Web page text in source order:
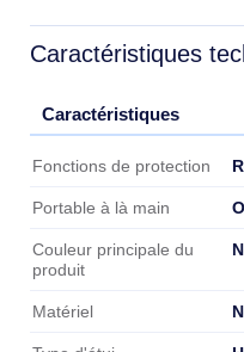
Caractéristiques
Caractéristiques
Caractéristiques
Fonctions de protection
Portable à là main
Couleur principale du
produit
Matériel